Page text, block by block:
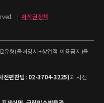
저작권정책
유형(출처명시+상업적 이용금지)을
전편찬팀: 02-3704-3225)과 사전